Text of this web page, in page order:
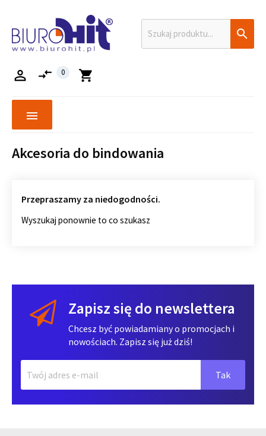

shopping_cart
compare_arrows 0

menu
Akcesoria do bindowania
Przepraszamy za niedogodności.
Wyszukaj ponownie to co szukasz
Zapisz się do newslettera
Chcesz być powiadamiany o promocjach i
nowościach. Zapisz się już dziś!